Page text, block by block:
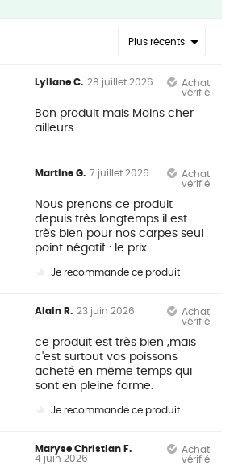
Plus récents
Lyliane C. 28 juillet 2026
Achat
vérifié
Bon produit mais Moins cher
ailleurs
Martine G. 7 juillet 2026
Achat
vérifié
Nous prenons ce produit
depuis très longtemps il est
très bien pour nos carpes seul
point négatif : le prix
Je recommande ce produit
Alain R. 23 juin 2026
Achat
vérifié
ce produit est très bien ,mais
c'est surtout vos poissons
acheté en même temps qui
sont en pleine forme.
Je recommande ce produit
Maryse Christian F.
4 juin 2026
Achat
vérifié